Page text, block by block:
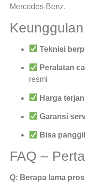
Mercedes-Benz.
Teknisi
Peralatan
resmi
Harga
Garansi
Bisa
FAQ –
Q: Berapa lama